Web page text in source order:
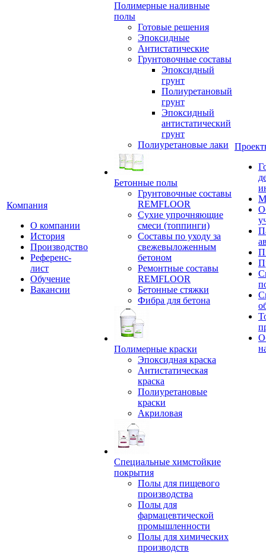
Компания
О компании
История
Производство
Референс-
лист
Обучение
Вакансии
Полимерные наливные
полы
Готовые решения
Эпоксидные
Антистатические
Грунтовочные составы
Эпоксидный
грунт
Полиуретановый
грунт
Эпоксидный
антистатический
грунт
Полиуретановые лаки
Бетонные полы
Грунтовочные составы
REMFLOOR
Сухие упрочняющие
смеси (топпинги)
Составы по уходу за
свежевыложенным
бетоном
Ремонтные составы
REMFLOOR
Бетонные стяжки
Фибра для бетона
Полимерные краски
Эпоксидная краска
Антистатическая
краска
Полиуретановые
краски
Акриловая
Специальные химстойкие
покрытия
Полы для пищевого
производства
Полы для
фармацевтической
промышленности
Полы для химических
производств